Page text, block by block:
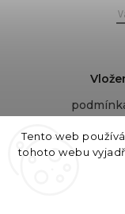
Tento web
tohoto webu